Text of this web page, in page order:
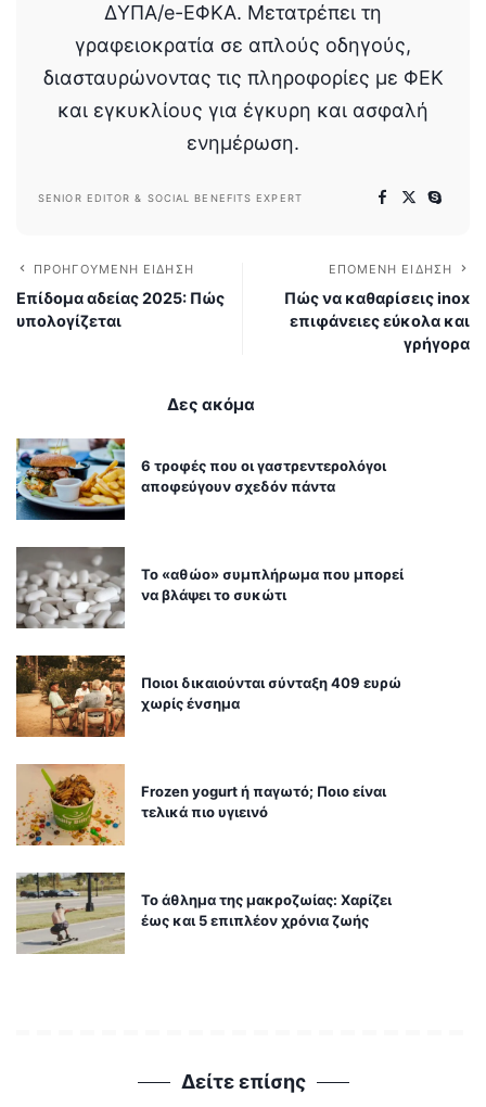
ΔΥΠΑ/e-ΕΦΚΑ. Μετατρέπει τη
γραφειοκρατία σε απλούς οδηγούς,
διασταυρώνοντας τις πληροφορίες με ΦΕΚ
και εγκυκλίους για έγκυρη και ασφαλή
ενημέρωση.
SENIOR EDITOR & SOCIAL BENEFITS EXPERT
ΠΡΟΗΓΟΎΜΕΝΗ ΕΊΔΗΣΗ
Επίδομα αδείας 2025: Πώς
υπολογίζεται
ΕΠΌΜΕΝΗ ΕΊΔΗΣΗ
Πώς να καθαρίσεις inox
επιφάνειες εύκολα και
γρήγορα
Δες ακόμα
6 τροφές που οι γαστρεντερολόγοι
αποφεύγουν σχεδόν πάντα
Το «αθώο» συμπλήρωμα που μπορεί
να βλάψει το συκώτι
Ποιοι δικαιούνται σύνταξη 409 ευρώ
χωρίς ένσημα
Frozen yogurt ή παγωτό; Ποιο είναι
τελικά πιο υγιεινό
Το άθλημα της μακροζωίας: Χαρίζει
έως και 5 επιπλέον χρόνια ζωής
Δείτε επίσης